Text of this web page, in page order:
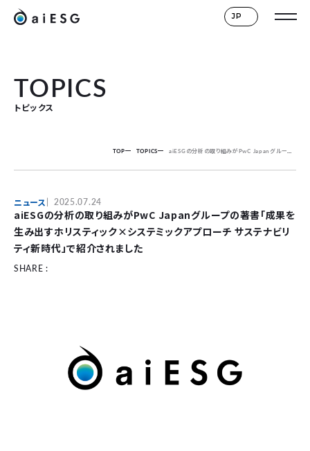
JP
TOPICS
トピックス
TOP TOPICS aiESGの分析の取り組みがPwC Japanグループの著書「成果を生み出すホリスティック×システミックアプローチ サステナビリティ新時代」で紹介されました
ニュース 2025.07.24
aiESGの分析の取り組みがPwC Japanグループの著書「成果を
生み出すホリスティック×システミックアプローチ サステナビリ
ティ新時代」で紹介されました
SHARE :